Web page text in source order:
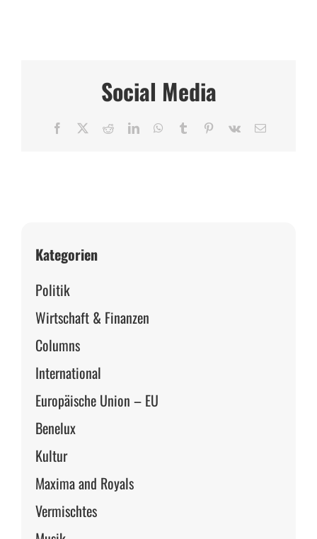
Social Media
Facebook RedditLinkedInWhatsApp
Tumblr Pinterest
Vk
E-
Kategorien
Politik
Wirtschaft & Finanzen
Columns
International
Europäische Union – EU
Benelux
Kultur
Maxima and Royals
Vermischtes